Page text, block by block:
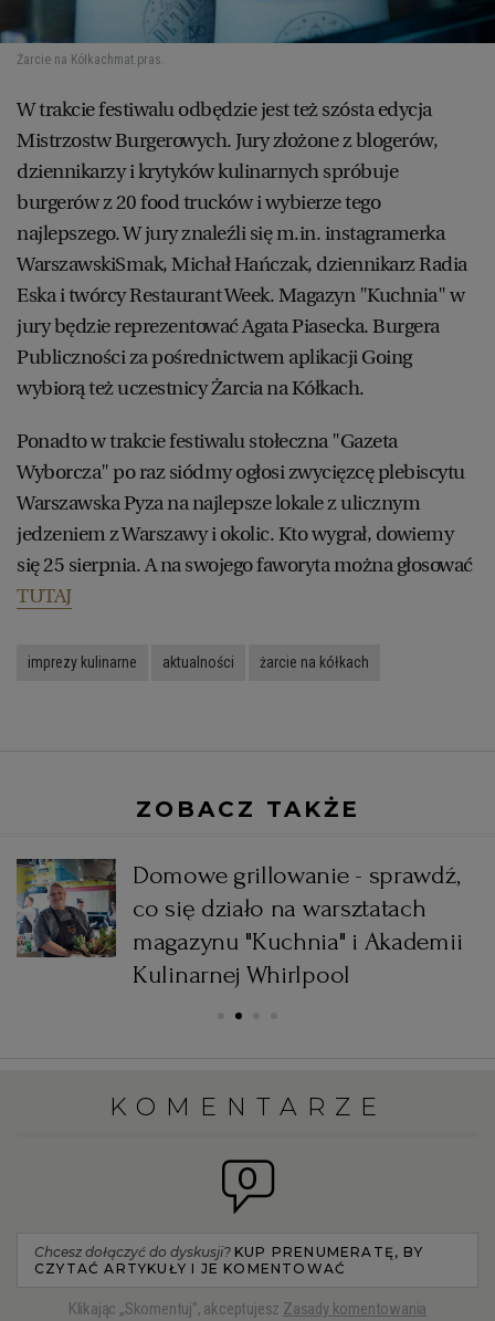
WROCŁAW
ZAKOPANE
ZIELONA GÓRA
Żarcie na Kółkachmat.pras.
W trakcie festiwalu odbędzie jest też szósta edycja
Mistrzostw Burgerowych. Jury złożone z blogerów,
dziennikarzy i krytyków kulinarnych spróbuje
burgerów z 20 food trucków i wybierze tego
najlepszego. W jury znaleźli się m.in. instagramerka
WarszawskiSmak, Michał Hańczak, dziennikarz Radia
Eska i twórcy Restaurant Week. Magazyn "Kuchnia" w
jury będzie reprezentować Agata Piasecka. Burgera
Publiczności za pośrednictwem aplikacji Going
wybiorą też uczestnicy Żarcia na Kółkach.
Ponadto w trakcie festiwalu stołeczna "Gazeta
Wyborcza" po raz siódmy ogłosi zwycięzcę plebiscytu
Warszawska Pyza na najlepsze lokale z ulicznym
jedzeniem z Warszawy i okolic. Kto wygrał, dowiemy
się 25 sierpnia. A na swojego faworyta można głosować
TUTAJ
imprezy kulinarne aktualności żarcie na kółkach
ZOBACZ TAKŻE
Domowe grillowanie - sprawdź,
co się działo na warsztatach
magazynu "Kuchnia" i Akademii
Kulinarnej Whirlpool
KOMENTARZE
0
Chcesz dołączyć do dyskusji? KUP PRENUMERATĘ, BY
CZYTAĆ ARTYKUŁY I JE KOMENTOWAĆ
Klikając „Skomentuj”, akceptujesz Zasady komentowania